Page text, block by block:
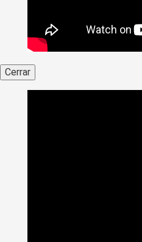
Cerrar